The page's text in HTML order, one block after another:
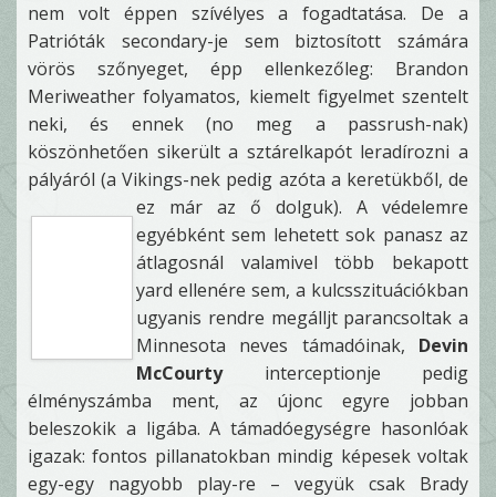
nem volt éppen szívélyes a fogadtatása. De a
Patrióták secondary-je sem biztosított számára
vörös szőnyeget, épp ellenkezőleg: Brandon
Meriweather folyamatos, kiemelt figyelmet szentelt
neki, és ennek (no meg a passrush-nak)
köszönhetően sikerült a sztárelkapót leradírozni a
pályáról (a Vikings-nek pedig azóta a keretükből, de
ez már az ő dolguk). A védelemre
egyébként sem lehetett sok panasz az
átlagosnál valamivel több bekapott
yard ellenére sem, a kulcsszituációkban
ugyanis rendre megálljt parancsoltak a
Minnesota neves támadóinak, Devin
McCourtyinterceptionje pedig
élményszámba ment, az újonc egyre jobban
beleszokik a ligába. A támadóegységre hasonlóak
igazak: fontos pillanatokban mindig képesek voltak
egy-egy nagyobb play-re – vegyük csak Brady